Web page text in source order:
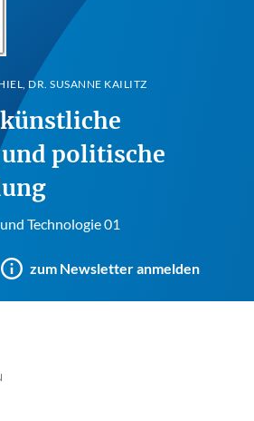
DR. SUSANNE KAILITZ
politische
Technologie 01
zum Newsletter anmelden